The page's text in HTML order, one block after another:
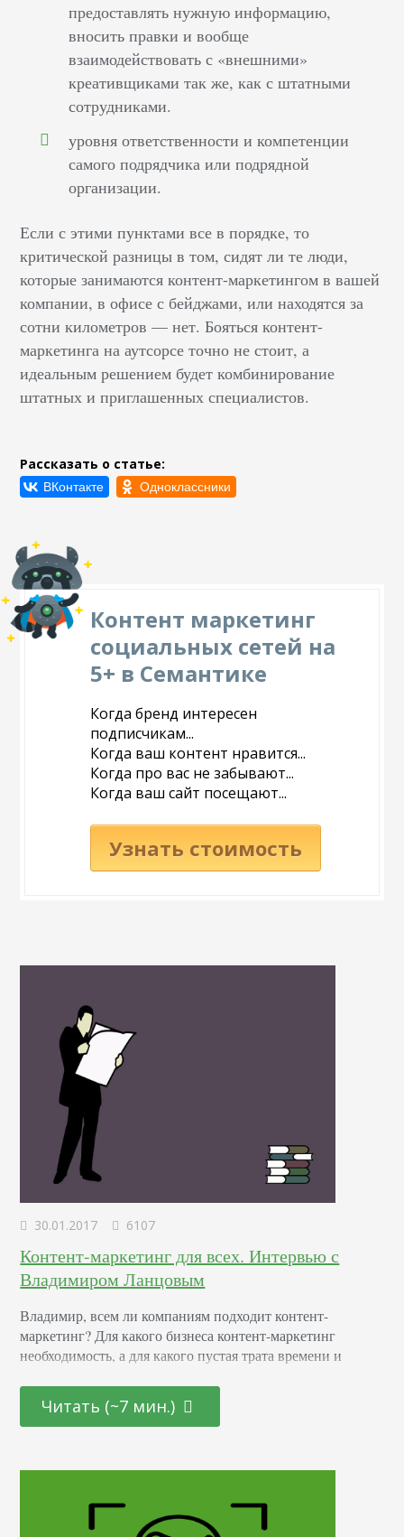
предоставлять нужную информацию,
вносить правки и вообще
взаимодействовать с «внешними»
креативщиками так же, как с штатными
сотрудниками.
уровня ответственности и компетенции
самого подрядчика или подрядной
организации.
Если с этими пунктами все в порядке, то
критической разницы в том, сидят ли те люди,
которые занимаются контент-маркетингом в вашей
компании, в офисе с бейджами, или находятся за
сотни километров — нет. Бояться контент-
маркетинга на аутсорсе точно не стоит, а
идеальным решением будет комбинирование
штатных и приглашенных специалистов.
Рассказать о статье:
Контент маркетинг
социальных сетей на
5+ в Семантике
Когда бренд интересен
подписчикам...
Когда ваш контент нравится...
Когда про вас не забывают...
Когда ваш сайт посещают...
Узнать стоимость
30.01.2017 6107
Контент-маркетинг для всех. Интервью с
Владимиром Ланцовым
Владимир, всем ли компаниям подходит контент-
маркетинг? Для какого бизнеса контент-маркетинг
необходимость, а для какого пустая трата времени и
производства бетона, заканчивая птицефермой или
продажей американских керамических грилей. Вы
направления? Расскажите о себе, о производстве, о
тенденциях, выставках,…
Читать (~7 мин.)